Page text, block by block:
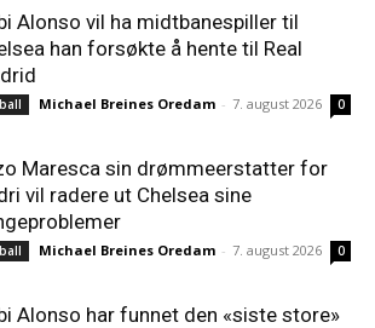
Alonso vil ha midtbanespiller til
han forsøkte å hente til Real
Michael Breines Oredam - 7. august 2026 0
Maresca sin drømmeerstatter for
vil radere ut Chelsea sine
Michael Breines Oredam - 7. august 2026 0
Alonso har funnet den «siste store»